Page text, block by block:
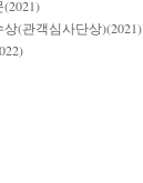
(관객심사단상)(2021)